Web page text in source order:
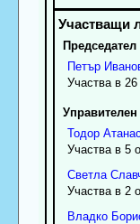
Председател
Петър
Участва в 26
Управителен
Тодор
Участва в 5
Светла
Участва в 2
Владко